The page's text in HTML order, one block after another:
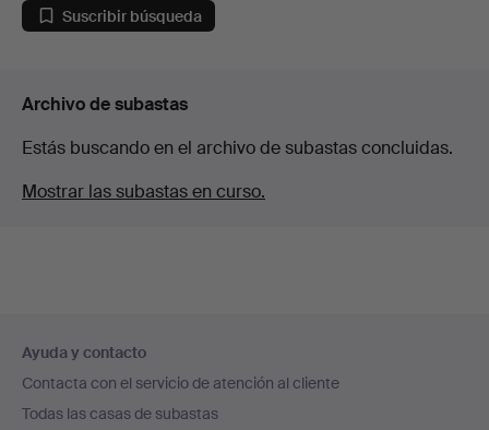
Suscribir búsqueda
Archivo de subastas
Estás buscando en el archivo de subastas concluidas.
Mostrar las subastas en curso.
en
el
Ayuda y contacto
Contacta con el servicio de atención al cliente
Todas las casas de subastas